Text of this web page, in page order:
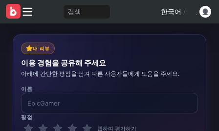
검색 한국어 /
내 리뷰
이용 경험을 공유해 주세요
아래에 간단한 평점을 남겨 다른 사용자들에게 도움을 주세요.
이름
평점
탭하여 평가하기